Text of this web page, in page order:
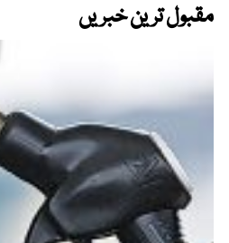
مقبول ترین خبریں